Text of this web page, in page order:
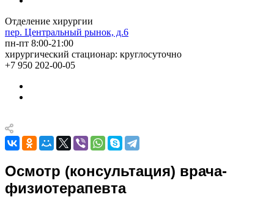
Отделение хирургии
пер. Центральный рынок, д.6
пн-пт 8:00-21:00
хирургический стационар: круглосуточно
+7 950 202-00-05
Осмотр (консультация) врача-
физиотерапевта